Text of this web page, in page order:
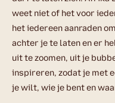
weet niet of het voor
het iedereen aanraden
achter je te laten en er
uit te zoomen, uit je
inspireren, zodat je met
je wilt, wie je bent en